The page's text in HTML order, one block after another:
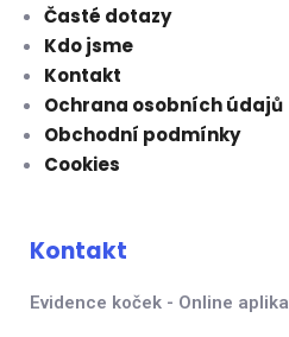
Časté dotazy
Kdo jsme
Kontakt
Ochrana osobních údajů
Obchodní podmínky
Cookies
Kontakt
Evidence koček - Online